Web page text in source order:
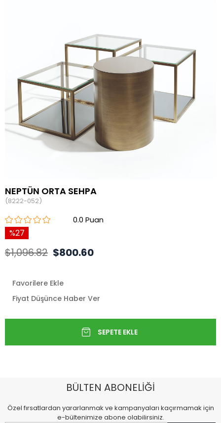
NEPTÜN ORTA SEHPA
(8222-052)
0.0
27
$1,096.82 $800.60
Favorilere Ekle
Fiyat Düşünce Haber Ver
BÜLTEN ABONELİĞİ
Özel fırsatlardan yararlanmak ve kampanyaları kaçırmamak için
e-bültenimize abone olabilirsiniz.